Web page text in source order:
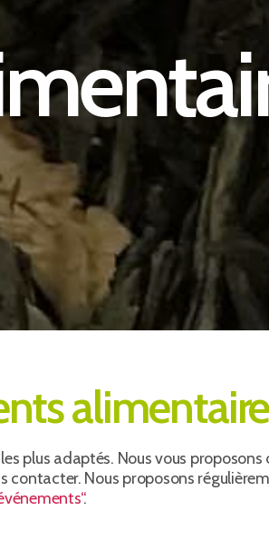
plus adaptés. Nous vous proposons
contacter. Nous proposons
.